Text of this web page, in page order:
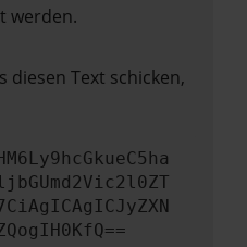
werden.
Text schicken,